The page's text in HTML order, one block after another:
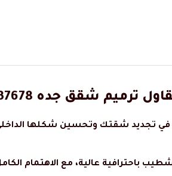
شقق جده 0506737678
في تجديد شقتك وتحسين شكلها
باحترافية عالية، مع الاهتمام